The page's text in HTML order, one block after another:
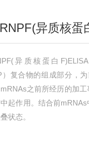
异质核蛋
异质核蛋白
）复合物的组成部分，
之前所经历的加
起作用。结合前
状态。